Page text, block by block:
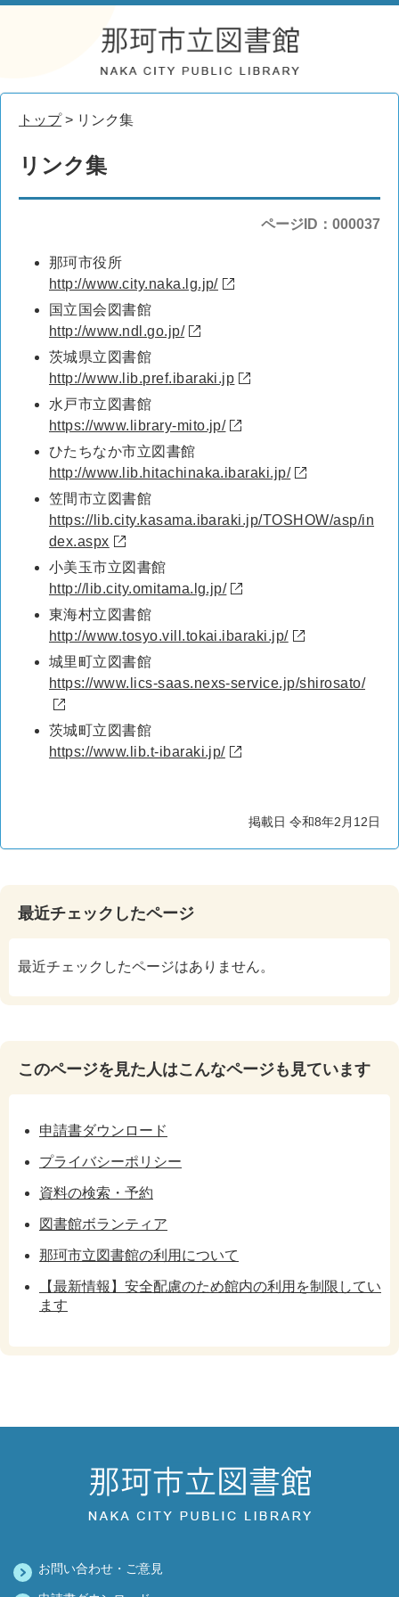
トップ> リンク集
リンク集
ページID：000037
那珂市役所
http://www.city.naka.lg.jp/
国立国会図書館
http://www.ndl.go.jp/
茨城県立図書館
http://www.lib.pref.ibaraki.jp
水戸市立図書館
https://www.library-mito.jp/
ひたちなか市立図書館
http://www.lib.hitachinaka.ibaraki.jp/
笠間市立図書館
https://lib.city.kasama.ibaraki.jp/TOSHOW/asp/in
dex.aspx
小美玉市立図書館
http://lib.city.omitama.lg.jp/
東海村立図書館
http://www.tosyo.vill.tokai.ibaraki.jp/
城里町立図書館
https://www.lics-saas.nexs-service.jp/shirosato/
茨城町立図書館
https://www.lib.t-ibaraki.jp/
掲載日 令和8年2月12日
最近チェックしたページ
最近チェックしたページはありません。
このページを見た人はこんなページも見ています
申請書ダウンロード
プライバシーポリシー
資料の検索・予約
図書館ボランティア
那珂市立図書館の利用について
【最新情報】安全配慮のため館内の利用を制限してい
ます
お問い合わせ・ご意見